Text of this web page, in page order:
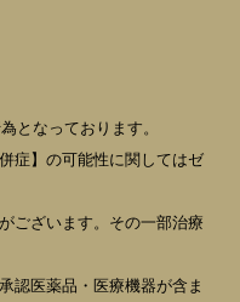
となっております。
症】の可能性に関してはゼ
ございます。その一部治療
認医薬品・医療機器が含ま